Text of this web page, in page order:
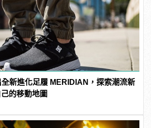
新進化足履 MERIDIAN，探索潮流新
的移動地圖